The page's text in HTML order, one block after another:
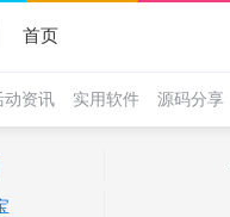
首页
动资讯 实用软件 源码分享